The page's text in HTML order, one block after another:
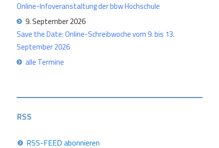
Online-Infoveranstaltung der bbw Hochschule
9. September 2026
Save the Date: Online-Schreibwoche vom 9. bis 13.
September 2026
alle Termine
RSS
RSS-FEED abonnieren